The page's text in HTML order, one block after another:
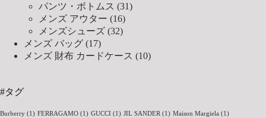
パンツ・ボトムス (31)
メンズ アウター (16)
メンズシューズ (32)
メンズ バッグ (17)
メンズ 財布 カードケース (10)
#タグ
Burberry (1) FERRAGAMO (1) GUCCI (1) JIL SANDER (1) Maison Margiela (1)